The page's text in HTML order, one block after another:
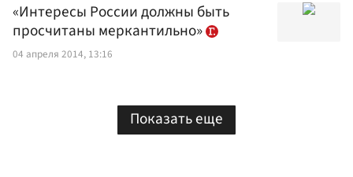
«Интересы России должны быть
просчитаны меркантильно»
04 апреля 2014, 13:16
Показать еще